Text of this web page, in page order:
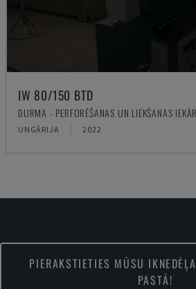
IW 80/150 BTD
DURMA - PERFORĒŠANAS UN LIEKŠANAS
UNGĀRIJA 2022
PIERAKSTIETIES MŪSU
PASTĀ!